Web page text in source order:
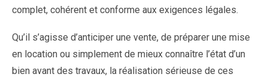
complet, cohérent et conforme aux exigences légales.
Qu’il s’agisse d’anticiper une vente, de préparer une mise
en location ou simplement de mieux connaître l’état d’un
bien avant des travaux, la réalisation sérieuse de ces